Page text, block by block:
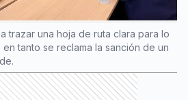
trazar una hoja de ruta clara para lo
tanto se reclama la sanción de un